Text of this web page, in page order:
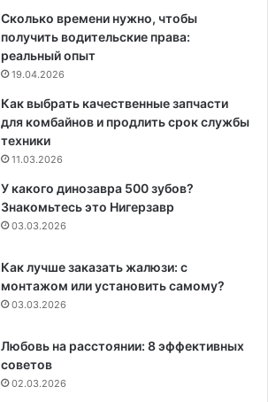
Сколько времени нужно, чтобы
получить водительские права:
реальный опыт
19.04.2026
Как выбрать качественные запчасти
для комбайнов и продлить срок службы
техники
11.03.2026
У какого динозавра 500 зубов?
Знакомьтесь это Нигерзавр
03.03.2026
Как лучше заказать жалюзи: с
монтажом или установить самому?
03.03.2026
Любовь на расстоянии: 8 эффективных
советов
02.03.2026